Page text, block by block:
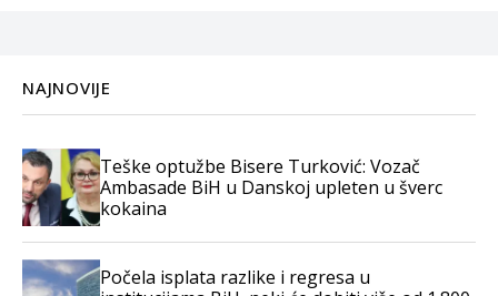
NAJNOVIJE
Teške optužbe Bisere Turković: Vozač
Ambasade BiH u Danskoj upleten u šverc
kokaina
Počela isplata razlike i regresa u